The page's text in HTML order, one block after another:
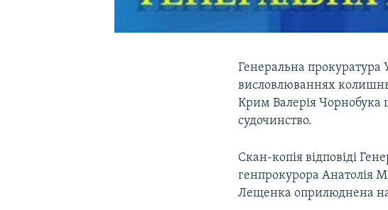
Генеральна
висловлюваннях
Крим Валерія Чорнобука
судочинство.
Скан-копія відповіді
генпрокурора Анатолія
Лещенка оприлюднена на